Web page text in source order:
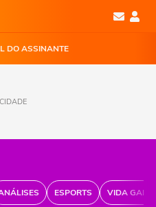
DO ASSINANTE
ESPORTS VIDA